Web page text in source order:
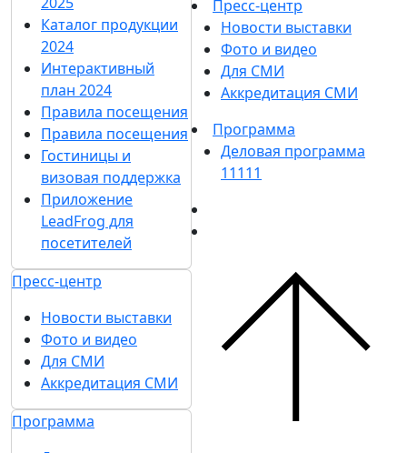
Каталог продукции
2024
Интерактивный
план 2024
Правила посещения
Правила посещения
Гостиницы и
визовая поддержка
Приложение
LeadFrog для
посетителей
Пресс-центр
Новости выставки
Фото и видео
Для СМИ
Аккредитация СМИ
Программа
Пресс-центр
Новости выставки
Фото и видео
Для СМИ
Аккредитация СМИ
Программа
Деловая программа
11111